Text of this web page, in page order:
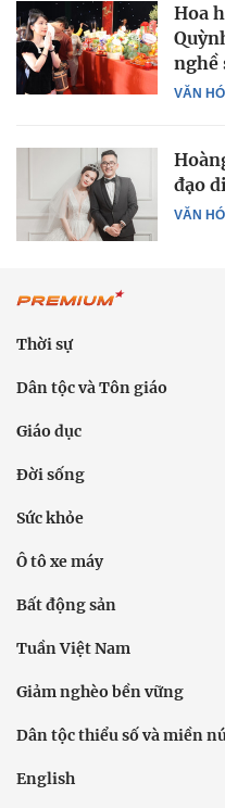
VĂN
Hoa
nghề
VĂN
đạo
Thời sự
Dân tộc và Tôn giáo
Giáo dục
Đời sống
Sức khỏe
Ô tô xe máy
Bất động sản
Tuần Việt Nam
Giảm nghèo bền vững
Dân tộc thiểu số và miền
English